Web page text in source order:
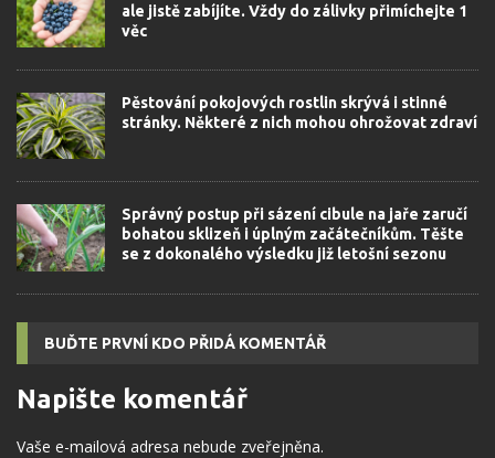
ale jistě zabíjíte. Vždy do zálivky přimíchejte 1
věc
Pěstování pokojových rostlin skrývá i stinné
stránky. Některé z nich mohou ohrožovat zdraví
Správný postup při sázení cibule na jaře zaručí
bohatou sklizeň i úplným začátečníkům. Těšte
se z dokonalého výsledku již letošní sezonu
BUĎTE PRVNÍ KDO PŘIDÁ KOMENTÁŘ
Napište komentář
Vaše e-mailová adresa nebude zveřejněna.